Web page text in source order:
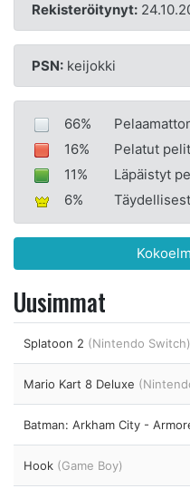
Rekisteröitynyt:
PSN:keijokki
66%
16%
Pelatut pelit
11%
Läpäistyt
6%
Uusimmat
Splatoon 2 (Nintendo Switch)
Mario Kart 8 Deluxe
Batman: Arkham City -
Hook (Game Boy)